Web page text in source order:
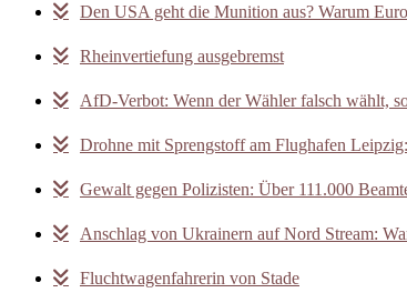
Den USA geht die Munition aus? Warum
Rheinvertiefung ausgebremst
AfD-Verbot: Wenn der Wähler falsch wählt,
Drohne mit Sprengstoff am Flughafen
Gewalt gegen Polizisten: Über 111.000
Anschlag von Ukrainern auf Nord Stream:
Fluchtwagenfahrerin von Stade